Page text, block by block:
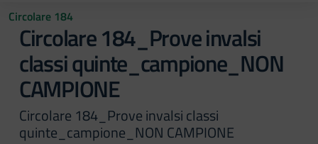
Circolare 184
Circolare 184_Prove invalsi
classi quinte_campione_NON
CAMPIONE
Circolare 184_Prove invalsi classi
quinte_campione_NON CAMPIONE